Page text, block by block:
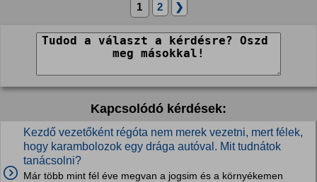
1 2 ❯
Kapcsolódó kérdések:
Kezdő vezetőként régóta nem merek vezetni, mert félek,
hogy karambolozok egy drága autóval. Mit tudnátok
tanácsolni?
Már több mint fél éve megvan a jogsim és a környékemen